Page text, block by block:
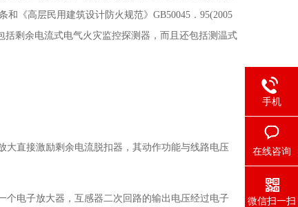
《高层民用建筑设计防火规范》GB50045．95(2005
剩余电流式电气火灾监控探测器，而且还包括测温式
大直接激励剩余电流脱扣器，其动作功能与线路电压
个电子放大器，互感器二次回路的输出电压经过电子
手机
在线咨询
微信扫一扫